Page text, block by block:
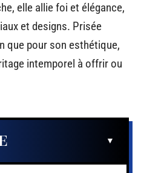
elle allie foi et élégance,
et designs. Prisée
que pour son esthétique,
intemporel à offrir ou